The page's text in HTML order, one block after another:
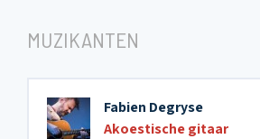
MUZIKANTEN
Fabien Degryse
Akoestische gitaar